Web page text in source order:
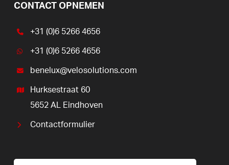
CONTACT OPNEMEN
+31 (0)6 5266 4656
+31 (0)6 5266 4656
benelux@velosolutions.com
Hurksestraat 60
5652 AL Eindhoven
Contactformulier